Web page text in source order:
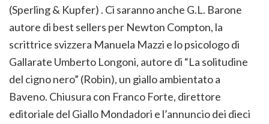
(Sperling & Kupfer) . Ci saranno anche G.L. Barone
autore di best sellers per Newton Compton, la
scrittrice svizzera Manuela Mazzi e lo psicologo di
Gallarate Umberto Longoni, autore di “La solitudine
del cigno nero” (Robin), un giallo ambientato a
Baveno. Chiusura con Franco Forte, direttore
editoriale del Giallo Mondadori e l’annuncio dei dieci